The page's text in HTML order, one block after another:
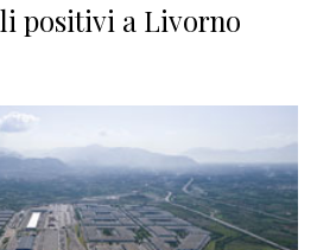
positivi a Livorno